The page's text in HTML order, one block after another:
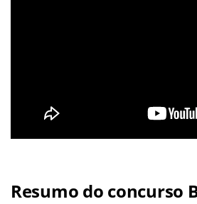
Resumo do concurso